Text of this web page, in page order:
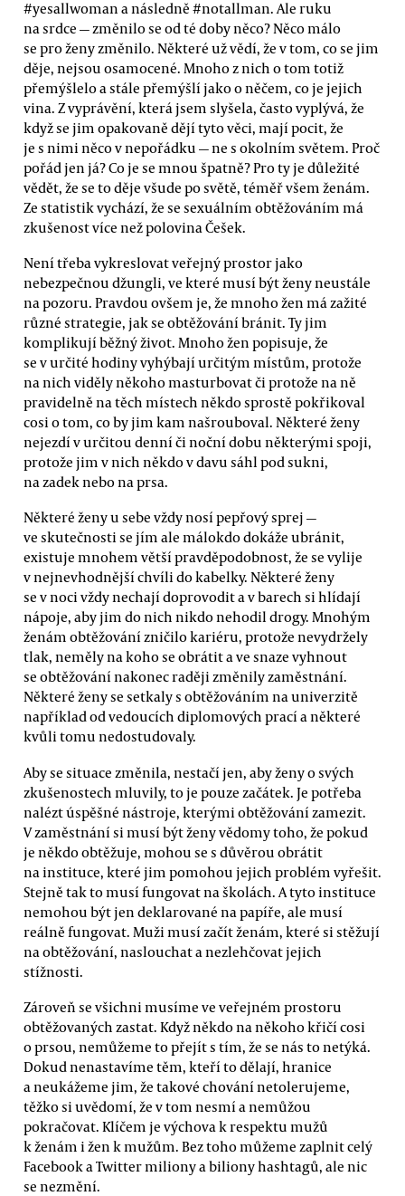
#yesallwoman a následně #notallman. Ale ruku
na srdce — změnilo se od té doby něco? Něco málo
se pro ženy změnilo. Některé už vědí, že v tom, co se jim
děje, nejsou osamocené. Mnoho z nich o tom totiž
přemýšlelo a stále přemýšlí jako o něčem, co je jejich
vina. Z vyprávění, která jsem slyšela, často vyplývá, že
když se jim opakovaně dějí tyto věci, mají pocit, že
je s nimi něco v nepořádku — ne s okolním světem. Proč
pořád jen já? Co je se mnou špatně? Pro ty je důležité
vědět, že se to děje všude po světě, téměř všem ženám.
Ze statistik vychází, že se sexuálním obtěžováním má
zkušenost více než polovina Češek.
Není třeba vykreslovat veřejný prostor jako
nebezpečnou džungli, ve které musí být ženy neustále
na pozoru. Pravdou ovšem je, že mnoho žen má zažité
různé strategie, jak se obtěžování bránit. Ty jim
komplikují běžný život. Mnoho žen popisuje, že
se v určité hodiny vyhýbají určitým místům, protože
na nich viděly někoho masturbovat či protože na ně
pravidelně na těch místech někdo sprostě pokřikoval
cosi o tom, co by jim kam našrouboval. Některé ženy
nejezdí v určitou denní či noční dobu některými spoji,
protože jim v nich někdo v davu sáhl pod sukni,
na zadek nebo na prsa.
Některé ženy u sebe vždy nosí pepřový sprej —
ve skutečnosti se jím ale málokdo dokáže ubránit,
existuje mnohem větší pravděpodobnost, že se vylije
v nejnevhodnější chvíli do kabelky. Některé ženy
se v noci vždy nechají doprovodit a v barech si hlídají
nápoje, aby jim do nich nikdo nehodil drogy. Mnohým
ženám obtěžování zničilo kariéru, protože nevydržely
tlak, neměly na koho se obrátit a ve snaze vyhnout
se obtěžování nakonec raději změnily zaměstnání.
Některé ženy se setkaly s obtěžováním na univerzitě
například od vedoucích diplomových prací a některé
kvůli tomu nedostudovaly.
Aby se situace změnila, nestačí jen, aby ženy o svých
zkušenostech mluvily, to je pouze začátek. Je potřeba
nalézt úspěšné nástroje, kterými obtěžování zamezit.
V zaměstnání si musí být ženy vědomy toho, že pokud
je někdo obtěžuje, mohou se s důvěrou obrátit
na instituce, které jim pomohou jejich problém vyřešit.
Stejně tak to musí fungovat na školách. A tyto instituce
nemohou být jen deklarované na papíře, ale musí
reálně fungovat. Muži musí začít ženám, které si stěžují
na obtěžování, naslouchat a nezlehčovat jejich
stížnosti.
Zároveň se všichni musíme ve veřejném prostoru
obtěžovaných zastat. Když někdo na někoho křičí cosi
o prsou, nemůžeme to přejít s tím, že se nás to netýká.
Dokud nenastavíme těm, kteří to dělají, hranice
a neukážeme jim, že takové chování netolerujeme,
těžko si uvědomí, že v tom nesmí a nemůžou
pokračovat. Klíčem je výchova k respektu mužů
k ženám i žen k mužům. Bez toho můžeme zaplnit celý
Facebook a Twitter miliony a biliony hashtagů, ale nic
se nezmění.